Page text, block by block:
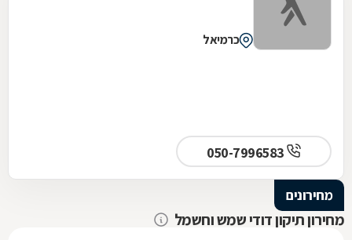
כרמיאל
מחירונים
מחירון תיקון דודי שמש וחשמל